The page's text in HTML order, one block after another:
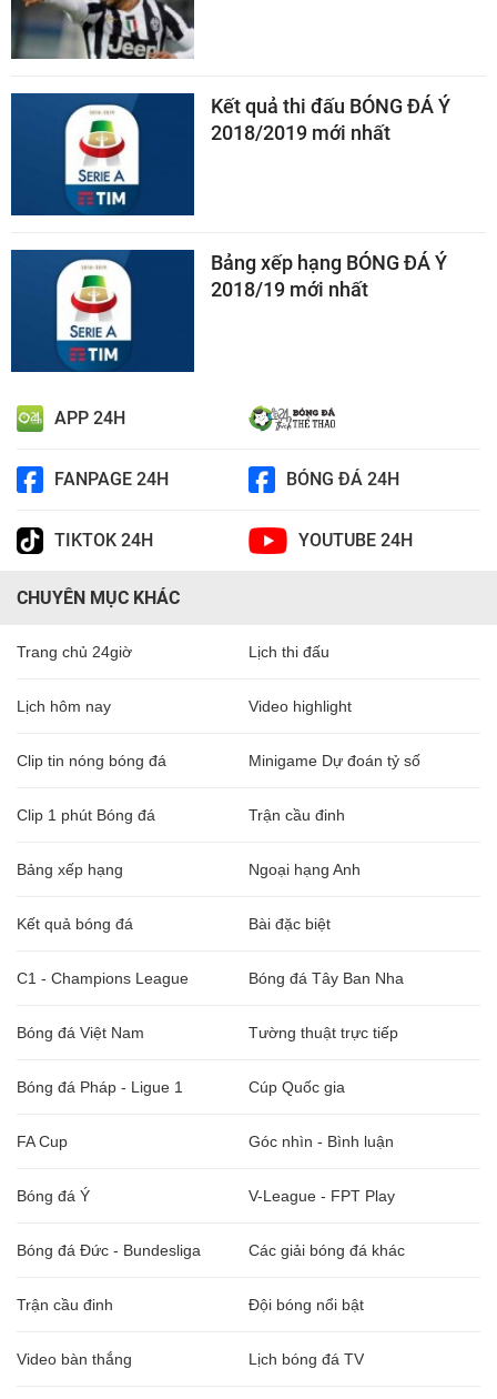
Kết quả thi đấu BÓNG ĐÁ Ý
2018/2019 mới nhất
Bảng xếp hạng BÓNG ĐÁ Ý
2018/19 mới nhất
APP 24H
FANPAGE 24H BÓNG ĐÁ 24H
TIKTOK 24H YOUTUBE 24H
CHUYÊN MỤC KHÁC
Trang chủ 24giờ Lịch thi đấu
Lịch hôm nay Video highlight
Clip tin nóng bóng đá Minigame Dự đoán tỷ số
Clip 1 phút Bóng đá Trận cầu đinh
Bảng xếp hạng Ngoại hạng Anh
Kết quả bóng đá Bài đặc biệt
C1 - Champions League Bóng đá Tây Ban Nha
Bóng đá Việt Nam Tường thuật trực tiếp
Bóng đá Pháp - Ligue 1 Cúp Quốc gia
FA Cup Góc nhìn - Bình luận
Bóng đá Ý V-League - FPT Play
Bóng đá Đức - Bundesliga Các giải bóng đá khác
Trận cầu đinh Đội bóng nổi bật
Video bàn thắng Lịch bóng đá TV